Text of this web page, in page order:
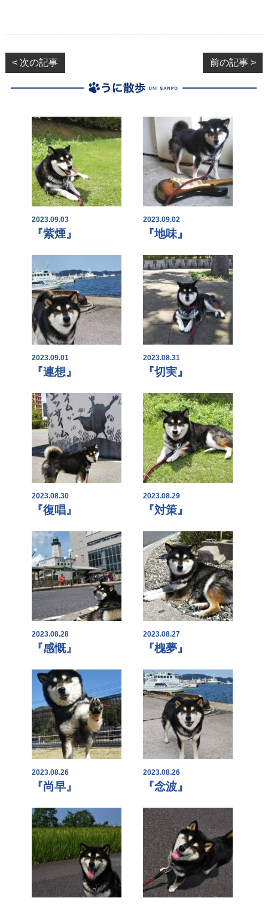
< 次の記事 前の記事 >
2023.09.03
『紫煙』
2023.09.02
『地味』
2023.09.01
『連想』
2023.08.31
『切実』
2023.08.30
『復唱』
2023.08.29
『対策』
2023.08.28
『感慨』
2023.08.27
『槐夢』
2023.08.26
『尚早』
2023.08.26
『念波』